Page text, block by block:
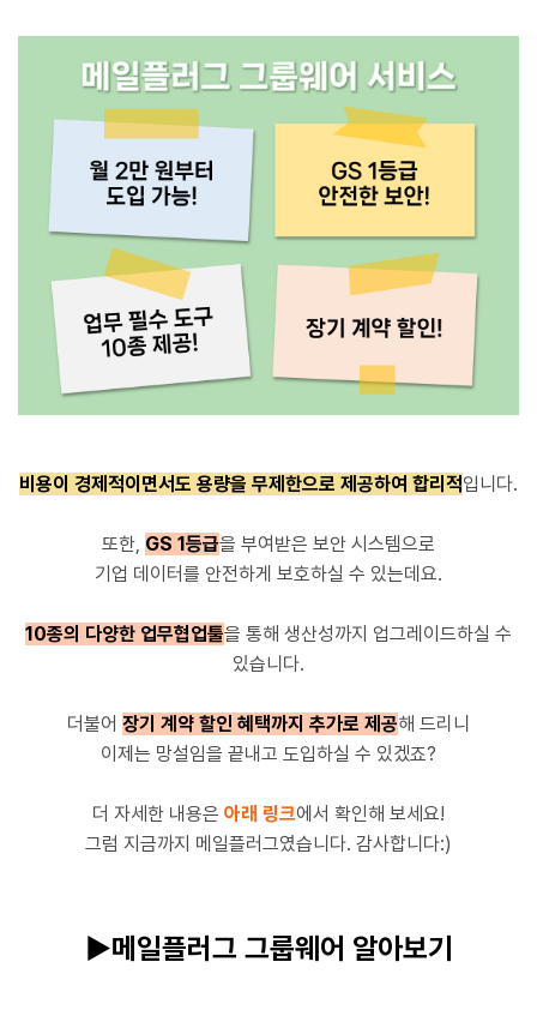
비용이 경제적이면서도 용량을 무제한으로 제공하여 합리적입니다.
또한, GS 1등급을 부여받은 보안 시스템으로
기업 데이터를 안전하게 보호하실 수 있는데요.
10종의 다양한 업무협업툴을 통해 생산성까지 업그레이드하실 수
있습니다.
더불어 장기 계약 할인 혜택까지 추가로 제공해 드리니
이제는 망설임을 끝내고 도입하실 수 있겠죠?
더 자세한 내용은 아래 링크에서 확인해 보세요!
그럼 지금까지 메일플러그였습니다. 감사합니다:)
▶메일플러그 그룹웨어 알아보기